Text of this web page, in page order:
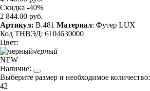
Скидка -40%
2 844.00 руб.
Артикул: B.481 Материал: Футер LUX
Код ТНВЭД: 6104630000
Цвет:
черный
NEW
Наличие:
Выберите размер и необходимое количество:
42